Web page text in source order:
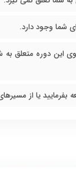
این دوره متعلق به
یا از مسیرهای